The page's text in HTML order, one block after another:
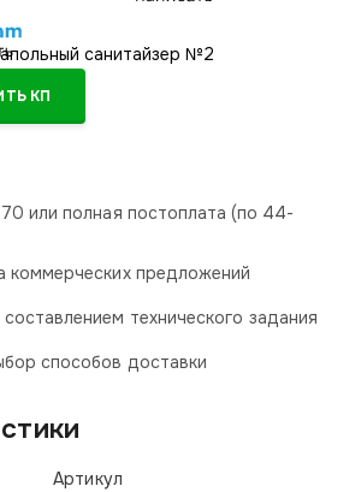
КП
или полная постоплата (по 44-
коммерческих предложений
технического задания
способов доставки
Артикул